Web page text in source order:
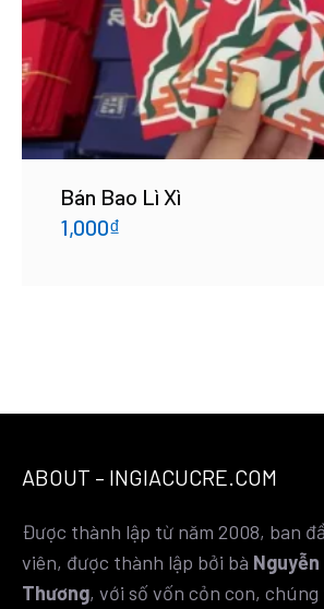
Bán Bao Lì Xì
1,000₫
ABOUT – INGIACUCRE.COM
Được thành lập từ năm 2008, ban
viên, được thành lập bởi bà
Thương, với số vốn cỏn con,